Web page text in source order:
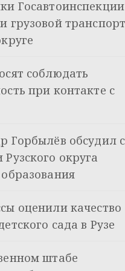
Госавтоинспекции
грузовой
соблюдать
при контакте с
Горбылёв обсудил с
округа
оценили качество
сада в Рузе
штабе